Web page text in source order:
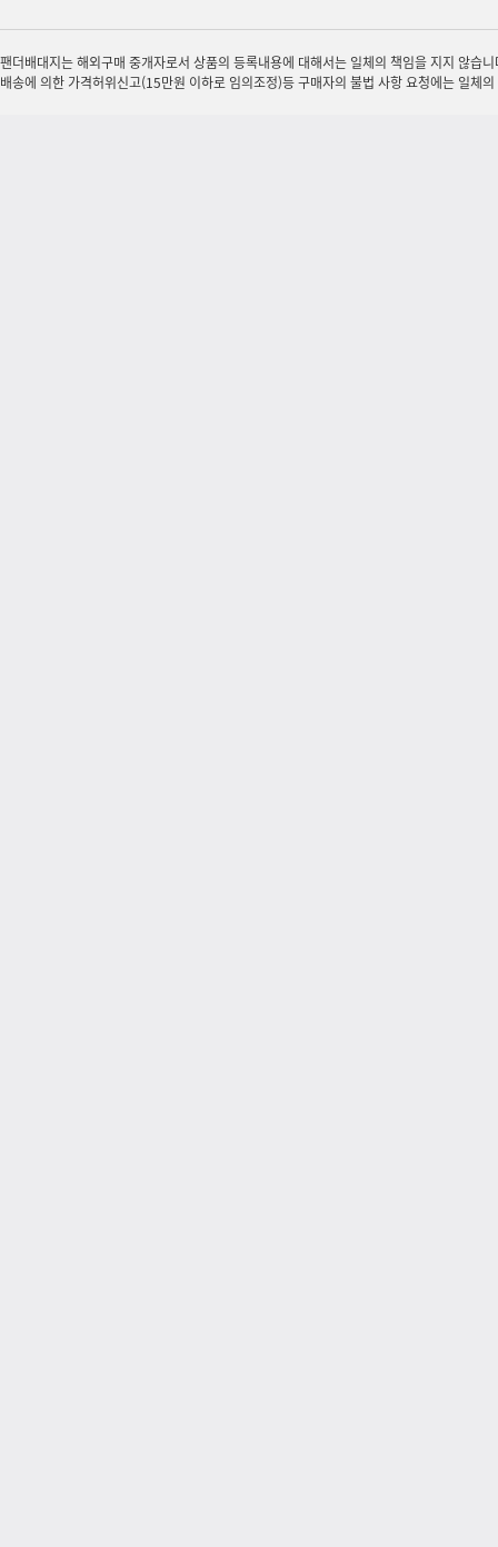
팬더배대지는 해외구매 중개자로서 상품의 등록내용에 대해서는 일체의 책임을 지지 않습
배송에 의한 가격허위신고(15만원 이하로 임의조정)등 구매자의 불법 사항 요청에는 일체